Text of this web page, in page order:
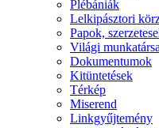
Plébániák
Lelkipásztori
Papok,
Világi
Dokumentumok
Kitüntetések
Térkép
Miserend
Linkgyűjtemény